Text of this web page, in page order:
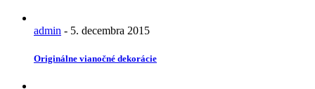
admin - 5. decembra 2015
Originálne vianočné dekorácie